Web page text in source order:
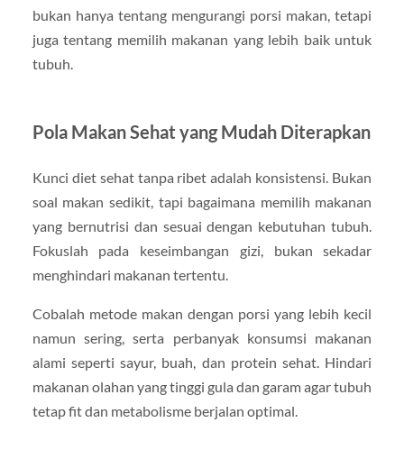
bukan hanya tentang mengurangi porsi makan, tetapi
juga tentang memilih makanan yang lebih baik untuk
tubuh.
Pola Makan Sehat yang Mudah Diterapkan
Kunci diet sehat tanpa ribet adalah konsistensi. Bukan
soal makan sedikit, tapi bagaimana memilih makanan
yang bernutrisi dan sesuai dengan kebutuhan tubuh.
Fokuslah pada keseimbangan gizi, bukan sekadar
menghindari makanan tertentu.
Cobalah metode makan dengan porsi yang lebih kecil
namun sering, serta perbanyak konsumsi makanan
alami seperti sayur, buah, dan protein sehat. Hindari
makanan olahan yang tinggi gula dan garam agar tubuh
tetap fit dan metabolisme berjalan optimal.